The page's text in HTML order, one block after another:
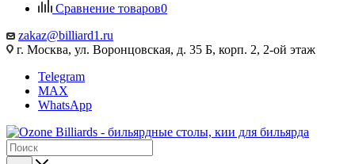
Сравнение товаров0
zakaz@billiard1.ru
г. Москва, ул. Воронцовская, д. 35 Б, корп. 2, 2-ой этаж
Telegram
MAX
WhatsApp